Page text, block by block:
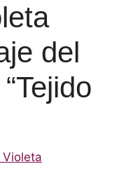
del
Violeta